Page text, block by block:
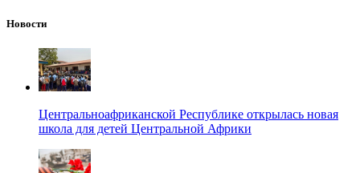
Новости
Центральноафриканской Республике открылась новая
школа для детей Центральной Африки